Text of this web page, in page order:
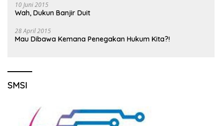
10 Juni 2015
Wah, Dukun Banjir Duit
28 April 2015
Mau Dibawa Kemana Penegakan Hukum Kita?!
SMSI